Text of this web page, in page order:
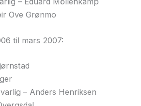
Ove Grønmo
til mars 2007:
– Anders Henriksen